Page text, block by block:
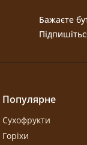
Бажаєте
Популярне
Сухофрукти
Горіхи